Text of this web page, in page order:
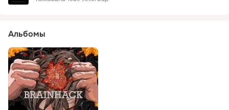
Альбомы